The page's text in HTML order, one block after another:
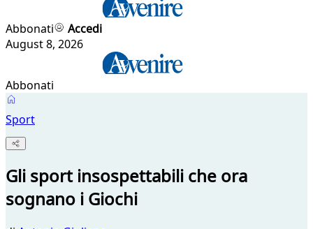
Abbonati
Accedi
August 8, 2026
Abbonati
Sport
Gli sport insospettabili che ora
sognano i Giochi